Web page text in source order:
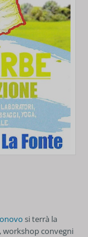
si terrà la
workshop convegni